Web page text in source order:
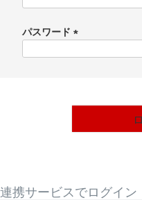
パスワード
連携サービスでログイン